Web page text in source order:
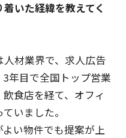
いた経緯を教えてく
人材業界で、求人広告
年目で全国トップ営業
食店を経て、オフィ
いました。
い物件でも提案が上